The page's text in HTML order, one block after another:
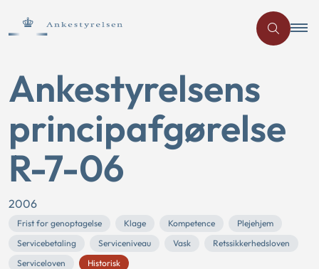
Ankestyrelsens
principafgørelse
R-7-06
2006
Frist for genoptagelse Klage Kompetence
Plejehjem
Servicebetaling
Serviceniveau Vask
Retssikkerhedsloven
Serviceloven
Historisk